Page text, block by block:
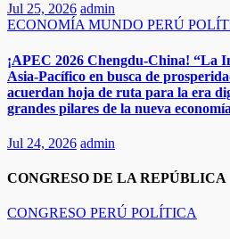
Jul 25, 2026 admin
ECONOMÍA MUNDO PERÚ
¡APEC 2026 Chengdu-China! “La
Asia-Pacífico en busca de
acuerdan hoja de ruta para la era
grandes pilares de la nueva
Jul 24, 2026 admin
CONGRESO DE LA REPÚBLICA
CONGRESO PERÚ POLÍTICA